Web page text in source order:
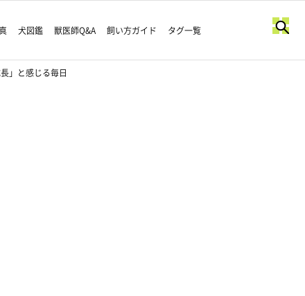
犬図鑑 獣医師Q&A 飼い方ガイド タグ一覧
」と感じる毎日